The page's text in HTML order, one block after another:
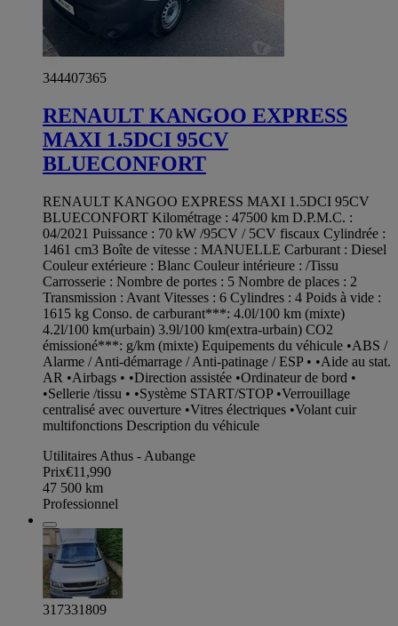
344407365
RENAULT KANGOO EXPRESS
MAXI 1.5DCI 95CV
BLUECONFORT
RENAULT KANGOO EXPRESS MAXI 1.5DCI 95CV
BLUECONFORT Kilométrage : 47500 km D.P.M.C. :
04/2021 Puissance : 70 kW /95CV / 5CV fiscaux Cylindrée :
1461 cm3 Boîte de vitesse : MANUELLE Carburant : Diesel
Couleur extérieure : Blanc Couleur intérieure : /Tissu
Carrosserie : Nombre de portes : 5 Nombre de places : 2
Transmission : Avant Vitesses : 6 Cylindres : 4 Poids à vide :
1615 kg Conso. de carburant***: 4.0l/100 km (mixte)
4.2l/100 km(urbain) 3.9l/100 km(extra-urbain) CO2
émissioné***: g/km (mixte) Equipements du véhicule •ABS /
Alarme / Anti-démarrage / Anti-patinage / ESP • •Aide au stat.
AR •Airbags • •Direction assistée •Ordinateur de bord •
•Sellerie /tissu • •Système START/STOP •Verrouillage
centralisé avec ouverture •Vitres électriques •Volant cuir
multifonctions Description du véhicule
Utilitaires Athus - Aubange
Prix€11,990
47 500 km
Professionnel
317331809